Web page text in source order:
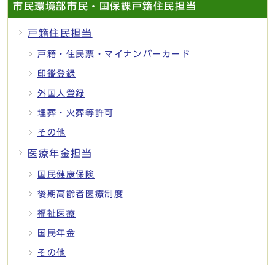
市民環境部市民・国保課戸籍住民担当
戸籍住民担当
戸籍・住民票・マイナンバーカード
印鑑登録
外国人登録
埋葬・火葬等許可
その他
医療年金担当
国民健康保険
後期高齢者医療制度
福祉医療
国民年金
その他